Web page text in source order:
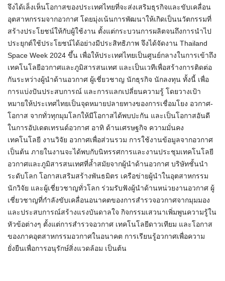
จึงได้เล็งเห็นโอกาสของประเทศไทยที่จะส่งเสริมธุรกิจและขับเคลื่อน
อุตสาหกรรมจากอวกาศ โดยมุ่งเน้นการพัฒนาให้เกิดเป็นนวัตกรรมที่
สร้างประโยชน์ให้กับผู้ใช้งาน ตั้งแต่กระบวนการผลิตจนถึงการนำไป
ประยุกต์ใช้ประโยชน์ได้อย่างมีประสิทธิภาพ จึงได้จัดงาน Thailand
Space Week 2024 ขึ้น เพื่อให้ประเทศไทยเป็นศูนย์กลางในการเข้าถึง
เทคโนโลยีอวกาศและภูมิสารสนเทศ และเป็นเวทีเพื่อสร้างการติดต่อ
กันระหว่างผู้นำด้านอวกาศ ผู้เชี่ยวชาญ นักธุรกิจ นักลงทุน ทั้งนี้ เพื่อ
การแบ่งปันประสบการณ์ และการแลกเปลี่ยนความรู้ โดยวางเป้า
หมายให้ประเทศไทยเป็นจุดหมายปลายทางของการเชื่อมโยง อวกาศ-
โอกาส จากทั่วทุกมุมโลกให้มีโอกาสได้พบปะกัน และเป็นโอกาสอันดี
ในการอัปเดตเทรนด์อวกาศ อาทิ ด้านเศรษฐกิจ ความมั่นคง
เทคโนโลยี งานวิจัย อวกาศเพื่อส่วนรวม การใช้งานข้อมูลจากอวกาศ
เป็นต้น ภายในงานจะได้พบกับนิทรรศการและงานประชุมเทคโนโลยี
อวกาศและภูมิสารสนเทศที่ล้ำสมัยจากผู้นำด้านอวกาศ บริษัทชั้นนำ
ระดับโลก โอกาสเสริมสร้างพันธมิตร เครือข่ายผู้นำในอุตสาหกรรม
นักวิจัย และผู้เชี่ยวชาญทั่วโลก ร่วมรับฟังผู้นำด้านหน่วยงานอวกาศ ผู้
เชี่ยวชาญที่กำลังขับเคลื่อนอนาคตของการสำรวจอวกาศจากมุมมอง
และประสบการณ์สร้างแรงบันดาลใจ กิจกรรมเสวนาเพิ่มพูนความรู้ใน
หัวข้อต่างๆ ตั้งแต่การสำรวจอวกาศ เทคโนโลยีดาวเทียม และโอกาส
ของภาคอุตสาหกรรมอวกาศในอนาคต การเรียนรู้อวกาศเพื่อความ
ยั่งยืนเพื่อการอนุรักษ์สิ่งแวดล้อม เป็นต้น